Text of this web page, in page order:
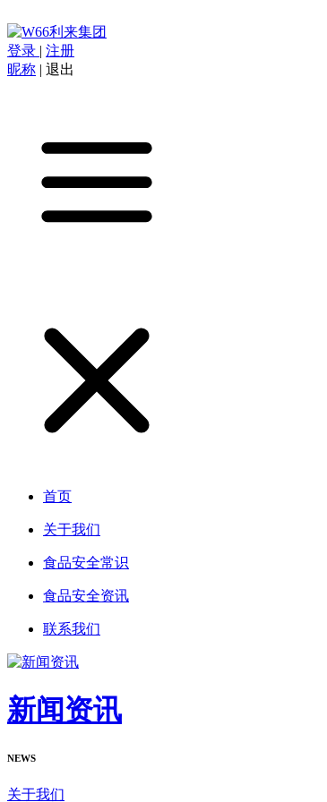
登录 | 注册
昵称 | 退出
首页
关于我们
食品安全常识
食品安全资讯
联系我们
新闻资讯
NEWS
关于我们